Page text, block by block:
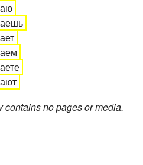
contains no pages or media.